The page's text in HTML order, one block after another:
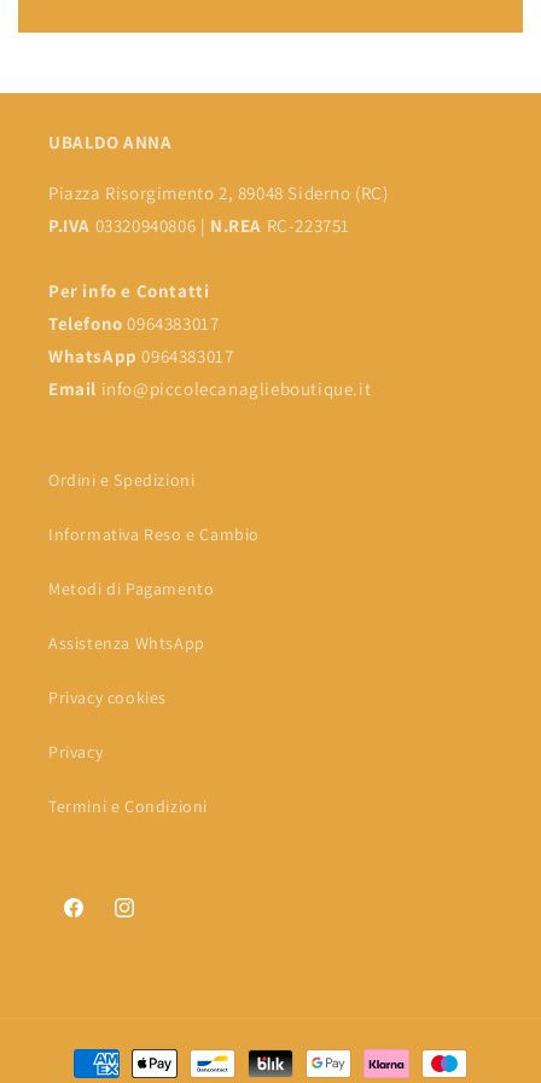
UBALDO ANNA
Piazza Risorgimento 2, 89048 Siderno (RC)
P.IVA 03320940806 | N.REA RC-223751
Per info e Contatti
Telefono 0964383017
WhatsApp0964383017
Email info@piccolecanaglieboutique.it
Ordini e Spedizioni
Informativa Reso e Cambio
Metodi di Pagamento
Assistenza WhtsApp
Privacy cookies
Privacy
Termini e Condizioni
FacebookInstagram
Metodi